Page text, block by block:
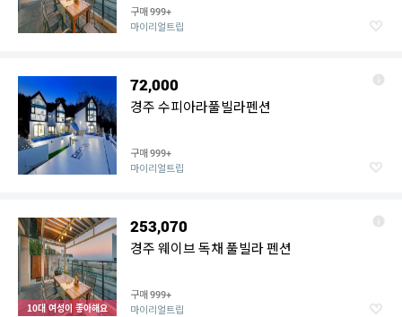
구매999+
마이리얼트립
72,000
경주 수피아라풀빌라펜션
구매999+
마이리얼트립
10대 여성이 좋아해요
253,070
경주 웨이브 독채 풀빌라 펜션
구매999+
마이리얼트립